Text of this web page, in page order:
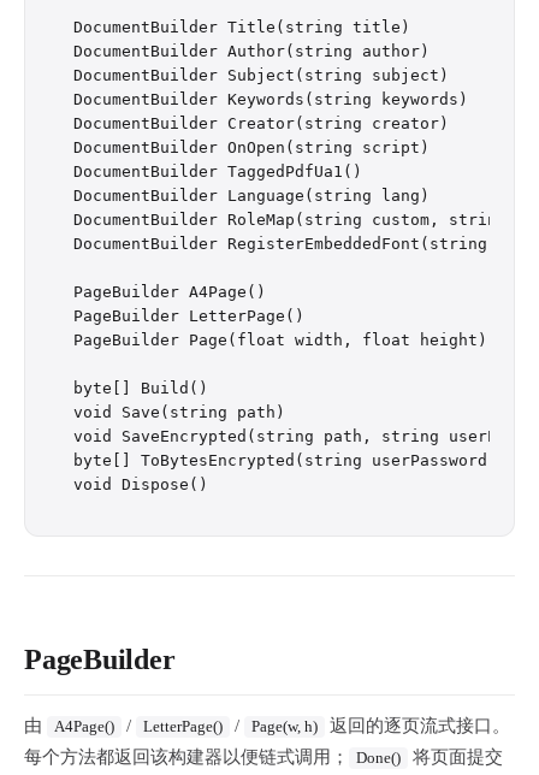
DocumentBuilder Title(string title)
DocumentBuilder Author(string author)
DocumentBuilder Subject(string subject)
DocumentBuilder Keywords(string keywords)
DocumentBuilder Creator(string creator)
DocumentBuilder OnOpen(string script)
DocumentBuilder TaggedPdfUa1()
DocumentBuilder Language(string lang)
DocumentBuilder RoleMap(string custom, string
DocumentBuilder RegisterEmbeddedFont(string
PageBuilder A4Page()
PageBuilder LetterPage()
PageBuilder Page(float width, float height)
byte[] Build()
void Save(string path)
void SaveEncrypted(string path, string
byte[] ToBytesEncrypted(string userPassword,
PageBuilder
由 A4Page() / LetterPage() / Page(w, h)
返回的逐页流式接口。
每个方法都返回该构建器以便链式调用；
Done()
将页面提交